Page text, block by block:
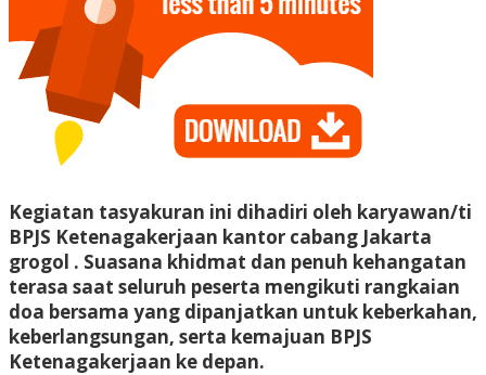
Kegiatan tasyakuran ini dihadiri oleh karyawan/ti
BPJS Ketenagakerjaan kantor cabang Jakarta
grogol . Suasana khidmat dan penuh kehangatan
terasa saat seluruh peserta mengikuti rangkaian
doa bersama yang dipanjatkan untuk keberkahan,
keberlangsungan, serta kemajuan BPJS
Ketenagakerjaan ke depan.